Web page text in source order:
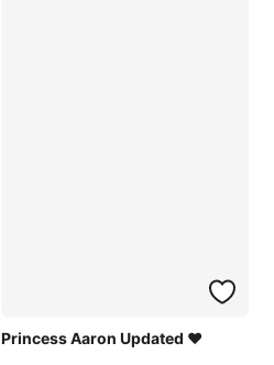
Princess Aaron Updated ♥